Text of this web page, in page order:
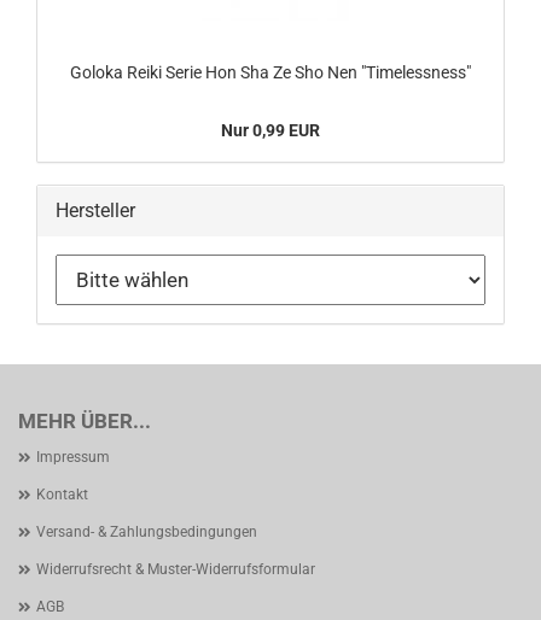
Goloka Reiki Serie Hon Sha Ze Sho Nen "Timelessness"
Nur 0,99 EUR
Hersteller
MEHR ÜBER...
Impressum
Kontakt
Versand- & Zahlungsbedingungen
Widerrufsrecht & Muster-Widerrufsformular
AGB